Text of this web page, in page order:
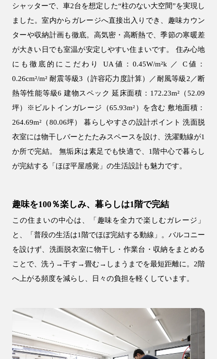
シャッターで、車2台を想定した“柱のない大空間”を実現し
ました。室内からガレージへ直接出入りでき、趣味カウン
ターや収納計画も徹底。高気密・高断熱で、季節の寒暖差
が大きい日でも室温が安定しやすい住まいです。 住み心地
にも徹底的にこだわり UA値：0.45W/m²k ／ C値：
0.26cm²/m² 耐震等級3（許容応力度計算）／耐風等級2／断
熱等性能等級6 建物スペック 延床面積：172.23m²（52.09
坪）※ビルトインガレージ（65.93m²）を含む 敷地面積：
264.69m²（80.06坪） 暮らしやすさの設計ポイント 洗面脱
衣室には物干しバーとたたみスペースを設け、洗濯動線が1
か所で完結。 無垢床は素足でも快適で、1階中心で暮らし
が完結する「ほぼ平屋感覚」の生活設計も魅力です。
趣味を100％楽しみ、暮らしは1階で完結
この住まいの中心は、「趣味を全力で楽しむガレージ」
と、「普段の生活は1階でほぼ完結する動線」。バルコニー
を設けず、洗面脱衣室に物干し・作業台・収納をまとめる
ことで、洗う→干す→畳む→しまうまでを最短距離に。2階
へ上がる頻度を減らし、日々の負担を軽くしています。
入間市の注文住宅
飯能市の注文住宅
会社情報
9時〜18時
注文住宅
0120-70-1212
リフォーム
0120-37-7611
04-2950-7171
事業用
04-2968-5522